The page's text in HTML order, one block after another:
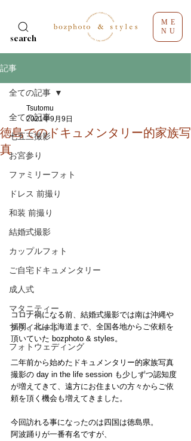
search
ME
NU
記事
全ての記事
七五三撮影
お宮参り
ファミリーフォト
ドレス 前撮り
和装 前撮り
結婚式撮影
カップルフォト
ご自宅ドキュメンタリー
成人式
マタニティー
プライベート
フォトウェディング
全ての記事
徳島でのドキュメンタリー的家族写
真
Tsutomu
2021年9月9日
コロナ禍になる前、結婚式撮影では南は沖縄や
福岡、北は北海道まで、全国各地からご依頼を
頂いていた bozphoto & styles。
二年前から始めたドキュメンタリー的家族写真
撮影の day in the life session も少しずつ認知度
が増えてきて、遠方にお住まいの方々からご依
頼を頂く機会も増えてきました。
今回訪れる事になったのは四国は徳島県。
阿波踊りが一番有名ですが、